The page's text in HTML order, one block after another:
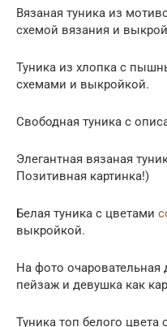
Вязаная туника из
схемой вязания и
Туника из хлопка с
схемами и выкройкой.
Свободная туника с
Элегантная вязаная
Позитивная картинка!)
Белая туника с цветами
выкройкой.
На фото
пейзаж и девушка как
Туника топ белого